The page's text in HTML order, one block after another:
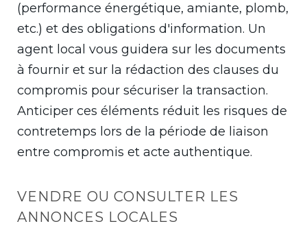
(performance énergétique, amiante, plomb,
etc.) et des obligations d'information. Un
agent local vous guidera sur les documents
à fournir et sur la rédaction des clauses du
compromis pour sécuriser la transaction.
Anticiper ces éléments réduit les risques de
contretemps lors de la période de liaison
entre compromis et acte authentique.
VENDRE OU CONSULTER LES
ANNONCES LOCALES